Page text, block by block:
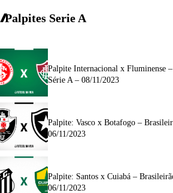
Palpites Serie A
Palpite Internacional x Fluminense
Série A – 08/11/2023
Palpite: Vasco x Botafogo –
06/11/2023
Palpite: Santos x Cuiabá –
06/11/2023